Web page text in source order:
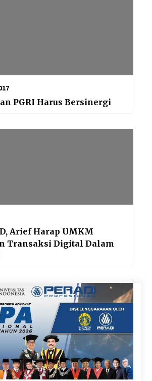
PGRI Harus Bersinergi
Arief Harap UMKM
Transaksi Digital Dalam